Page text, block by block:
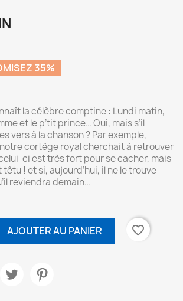
35%
la célèbre comptine : Lundi matin,
et le p’tit prince… Oui, mais s’il
vers à la chanson ? Par exemple,
cortège royal cherchait à retrouver
ci est très fort pour se cacher, mais
! et si, aujourd’hui, il ne le trouve
reviendra demain…
AJOUTER AU PANIER favorite_border